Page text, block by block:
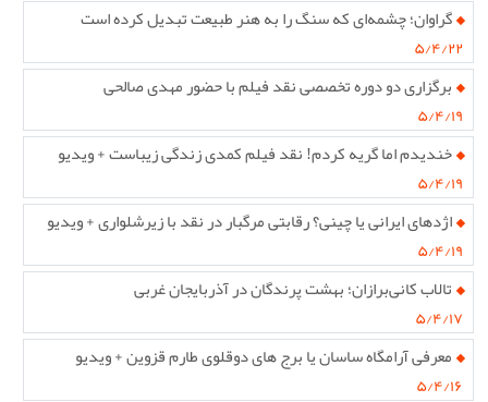
گراوان؛ چشمه‌ای که سنگ را به هنر طبیعت تبدیل کرده است
۵/۴/۲۲
برگزاری دو دوره تخصصی نقد فیلم با حضور مهدی صالحی
۵/۴/۱۹
خندیدم اما گریه کردم! نقد فیلم کمدی زندگی زیباست + ویدیو
۵/۴/۱۹
اژدهای ایرانی یا چینی؟ رقابتی مرگبار در نقد با زیرشلواری + ویدیو
۵/۴/۱۹
تالاب کانی‌برازان؛ بهشت پرندگان در آذربایجان غربی
۵/۴/۱۷
معرفی آرامگاه ساسان یا برج های دوقلوی طارم قزوین + ویدیو
۵/۴/۱۶